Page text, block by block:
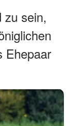
zu sein,
Ehepaar